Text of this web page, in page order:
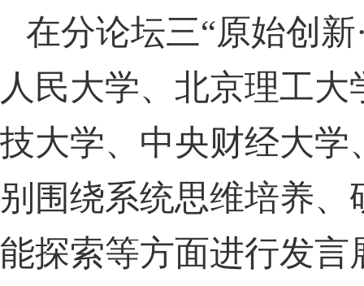
在分论坛三“原始创
人民大学、北京理工
技大学、中央财经大
别围绕系统思维培养
能探索等方面进行发言